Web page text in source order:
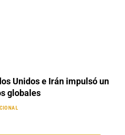
Unidos e Irán impulsó un
globales